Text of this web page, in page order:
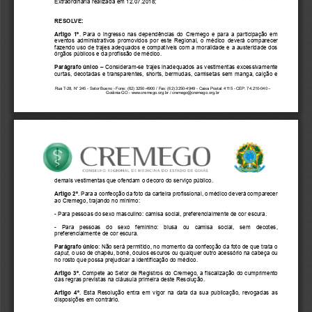
Rua T-28, N° 245 Setor Bueno Fone: (62) 3250 4900 / Fax: (62) 3250 -4949 Caixa Postal: 4115 CEP: 74.210 -040
Goiânia-GO - www.cremego.org.br / cremego@cremego.org.br
RESOLVE:
Artigo 1º . Para o ingresso nas dependências do Cremego e para a participação em
eventos administrativos promovidos por este Regional, o médico deverá comparecer
fazendo uso de trajes adequados e compatíveis com a moralidade e a austeridade dos
órgãos públicos e da profissão de médico.
Parágrafo único – Consideram-se trajes inadequados as vestimentas excessivamente
curtas, decotadas e transparentes, shorts, bermudas, camisetas sem manga, calção e
demais vestimentas que ofendam o decoro do serviço público.
Artigo 2º. Para a confecção da foto da carteira profissional, o médico deverá comparecer
ao Cremego, trajando no mínimo:
- Para pessoas do sexo masculino: camisa social , preferencialmente de cor escura
- Para  pessoas  do  sexo  feminino:  blusa  ou  camisa  social,  sem  decotes
preferencialmente de cor escura
Parágrafo único: Não será permitido, no momento da confecção da foto de que trata o
caput, o uso de chapéu, boné , óculos escuros ou qualquer outro acessório na cabeça ou
no rosto que possa prejudicar a identificação do médico.
Artigo 3º. Compete ao Setor de Registros do Cremego, a fiscalização do cumprimento
das regras previstas na cláusula primeira deste Resolução.
Artigo 4º. Esta Resolução entra em vigor na data da sua publicação, revogadas as
disposições em contrário.